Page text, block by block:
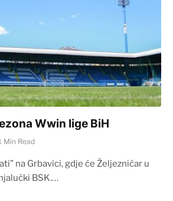
Wwin lige BiH
Min Read
na Grbavici, gdje će Željezničar u
BSK.…